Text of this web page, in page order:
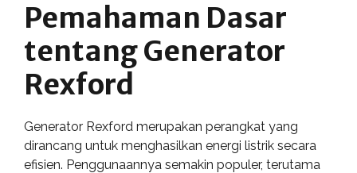
Pemahaman Dasar
tentang Generator
Rexford
Generator Rexford merupakan perangkat yang
dirancang untuk menghasilkan energi listrik secara
efisien. Penggunaannya semakin populer, terutama